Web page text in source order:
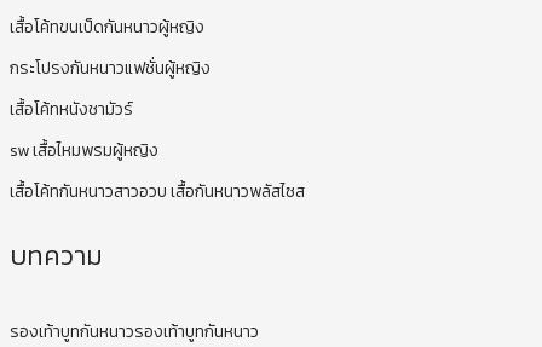
เสื้อโค้ทขนเป็ดกันหนาวผู้หญิง
กระโปรงกันหนาวแฟชั่นผู้หญิง
เสื้อโค้ทหนังชามัวร์
sw เสื้อไหมพรมผู้หญิง
เสื้อโค้ทกันหนาวสาวอวบ เสื้อกันหนาวพลัสไซส
บทความ
รองเท้าบูทกันหนาวรองเท้าบูทกันหนาว